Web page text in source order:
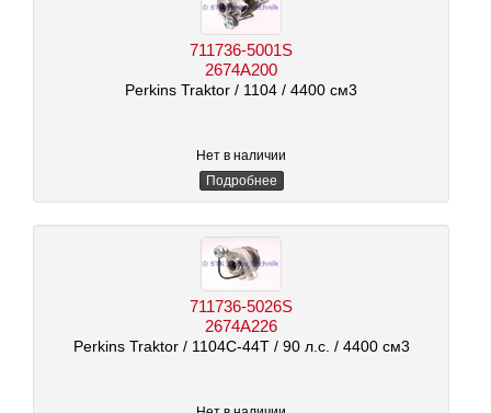
711736-5001S
2674A200
Perkins Traktor/ 1104 / 4400 см3
Нет в наличии
Подробнее
711736-5026S
2674A226
Perkins Traktor / 1104C-44T / 90 л.с. / 4400 см3